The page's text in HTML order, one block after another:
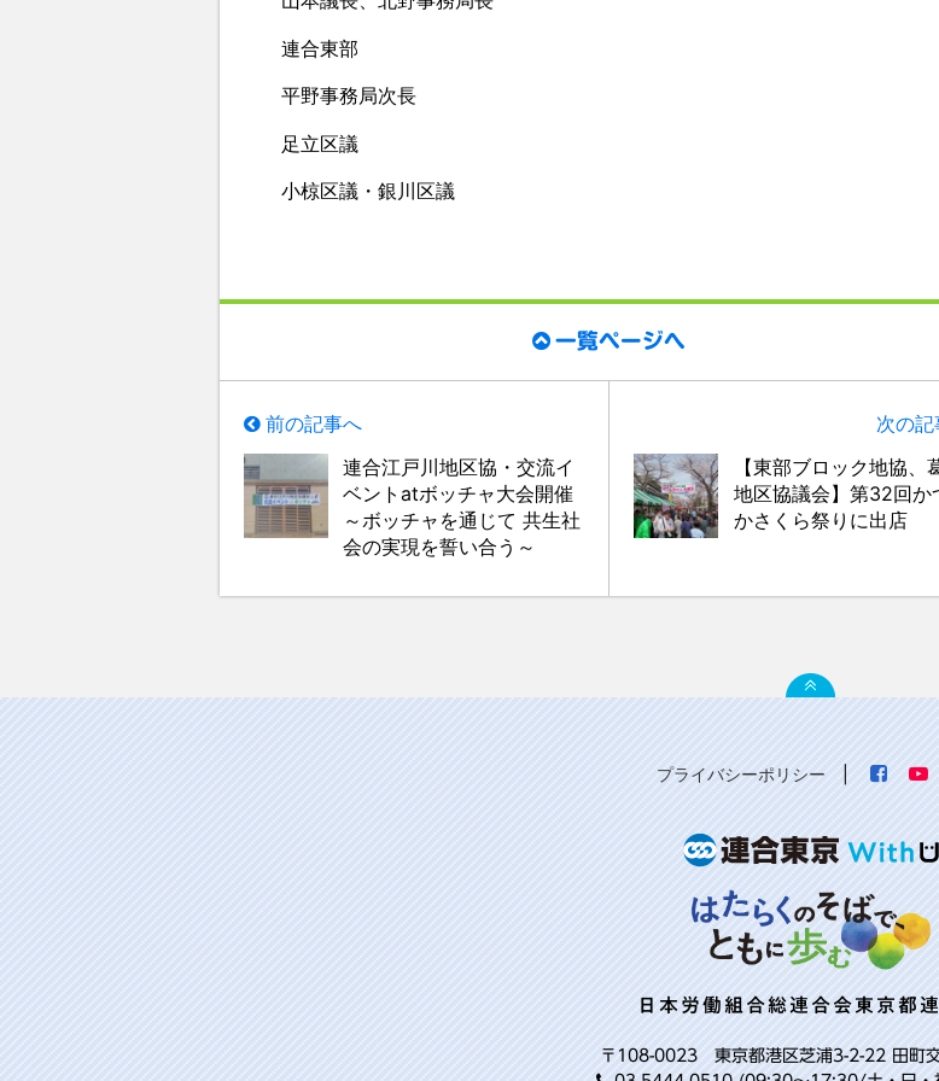
連合東部
平野事務局次長
足立区議
小椋区議・銀川区議
一覧ページへ
前の記事へ
連合江戸川地区協・交流イ
ベントatボッチャ大会開催
～ボッチャを通じて 共生社
会の実現を誓い合う～
次の記
【東部ブロック地協、
地区協議会】第32回か
かさくら祭りに出店
プライバシーポリシー
日本労働組合総連合会東京都
〒108-0023 東京都港区芝浦3-2-22 田町